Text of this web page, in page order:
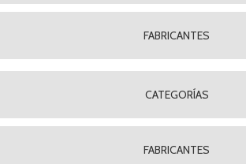
FABRICANTES
CATEGORÍAS
FABRICANTES